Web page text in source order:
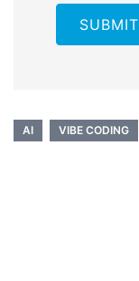
SUBMIT
AI VIBE CODING